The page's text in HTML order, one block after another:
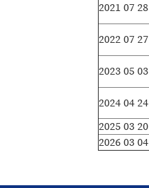
2021 07 28
2022 07 27
2023 05 03
2024 04 24
2025 03 20
2026 03 04